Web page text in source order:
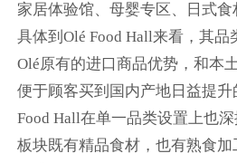
家居体验馆、母婴专区、日式食
具体到Olé Food Hall来看，其品
Olé原有的进口商品优势，和本
便于顾客买到国内产地日益提升
Food Hall在单一品类设置上也
板块既有精品食材，也有熟食